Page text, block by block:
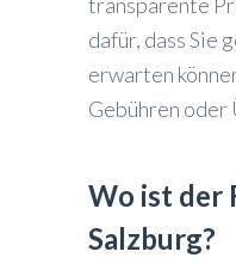
dafür, dass Sie
erwarten
Gebühren oder
Wo ist der
Salzburg?